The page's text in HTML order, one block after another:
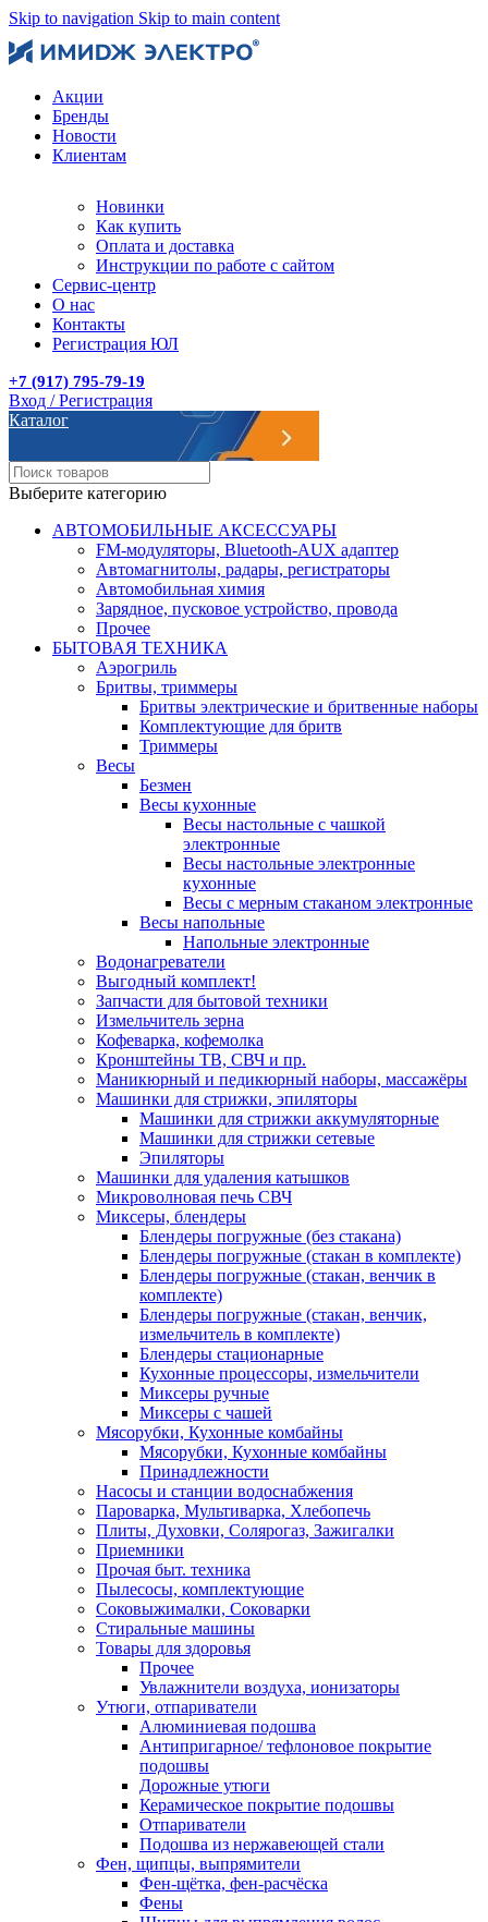
Skip to navigation Skip to main content
Акции
Бренды
Новости
Клиентам
Новинки
Как купить
Оплата и доставка
Инструкции по работе с сайтом
Сервис-центр
О нас
Контакты
Регистрация ЮЛ
+7 (917) 795-79-19
Вход / Регистрация
Каталог
Выберите категорию
АВТОМОБИЛЬНЫЕ АКСЕССУАРЫ
FM-модуляторы, Bluetooth-AUX адаптер
Автомагнитолы, радары, регистраторы
Автомобильная химия
Зарядное, пусковое устройство, провода
Прочее
БЫТОВАЯ ТЕХНИКА
Аэрогриль
Бритвы, триммеры
Бритвы электрические и бритвенные наборы
Комплектующие для бритв
Триммеры
Весы
Безмен
Весы кухонные
Весы настольные с чашкой
электронные
Весы настольные электронные
кухонные
Весы с мерным стаканом электронные
Весы напольные
Напольные электронные
Водонагреватели
Выгодный комплект!
Запчасти для бытовой техники
Измельчитель зерна
Кофеварка, кофемолка
Кронштейны ТВ, СВЧ и пр.
Маникюрный и педикюрный наборы, массажёры
Машинки для стрижки, эпиляторы
Машинки для стрижки аккумуляторные
Машинки для стрижки сетевые
Эпиляторы
Машинки для удаления катышков
Микроволновая печь СВЧ
Миксеры, блендеры
Блендеры погружные (без стакана)
Блендеры погружные (стакан в комплекте)
Блендеры погружные (стакан, венчик в
комплекте)
Блендеры погружные (стакан, венчик,
измельчитель в комплекте)
Блендеры стационарные
Кухонные процессоры, измельчители
Миксеры ручные
Миксеры с чашей
Мясорубки, Кухонные комбайны
Мясорубки, Кухонные комбайны
Принадлежности
Насосы и станции водоснабжения
Пароварка, Мультиварка, Хлебопечь
Плиты, Духовки, Солярогаз, Зажигалки
Приемники
Прочая быт. техника
Пылесосы, комплектующие
Соковыжималки, Соковарки
Стиральные машины
Товары для здоровья
Прочее
Увлажнители воздуха, ионизаторы
Утюги, отпариватели
Алюминиевая подошва
Антипригарное/ тефлоновое покрытие
подошвы
Дорожные утюги
Керамическое покрытие подошвы
Отпариватели
Подошва из нержавеющей стали
Фен, щипцы, выпрямители
Фен-щётка, фен-расчёска
Фены